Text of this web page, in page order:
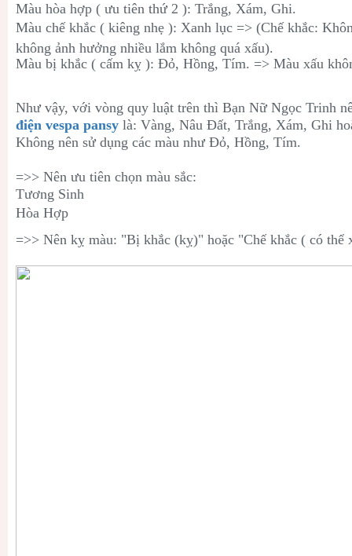
Màu hòa hợp ( ưu tiên thứ 2 ): Trắng, Xám, Ghi.
Màu chế khắc ( kiêng nhẹ ): Xanh lục => (Chế khắc:
không ảnh hưởng nhiều lắm không quá xấu).
Màu bị khắc ( cấm kỵ ): Đỏ, Hồng, Tím. => Màu xấu
Như vậy, với vòng quy luật trên thì Bạn Nữ Ngọc Trinh
điện vespa pansy là: Vàng, Nâu Đất, Trắng, Xám, Ghi
Không nên sử dụng các màu như Đỏ, Hồng, Tím.
=>> Nên ưu tiên chọn màu sắc:
Tương Sinh
Hòa Hợp
=>> Nên kỵ màu: "Bị khắc (kỵ)" hoặc "Chế khắc ( có thể